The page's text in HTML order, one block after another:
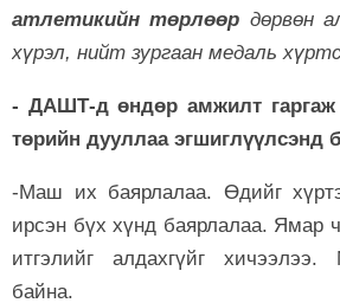
атлетикийн төрлөөр дөрвөн
хүрэл, нийт зургаан медаль
- ДАШТ-д өндөр амжилт гаргаж
төрийн дууллаа эгшиглүүлсэнд
-Маш их баярлалаа. Өдийг
ирсэн бүх хүнд баярлалаа. Ямар
итгэлийг алдахгүйг
байна.